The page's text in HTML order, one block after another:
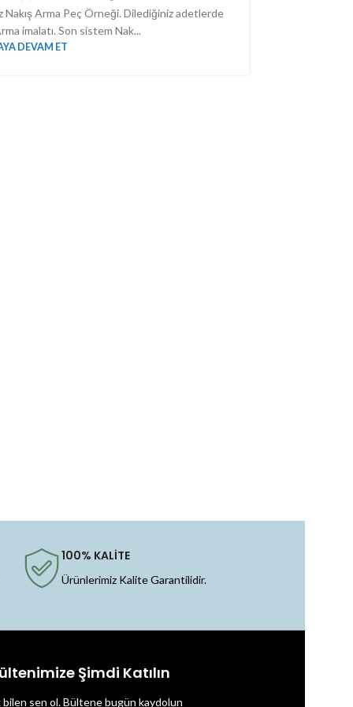
Nakış Arma Peç Örneği. Dilediğiniz adetlerde
imalatı. Son sistem Nak...
DEVAM ET
100% KALİTE
Ürünlerimiz Kalite Garantilidir.
Şimdi Katılın
bilen sen ol.Bültene bugün kaydolun